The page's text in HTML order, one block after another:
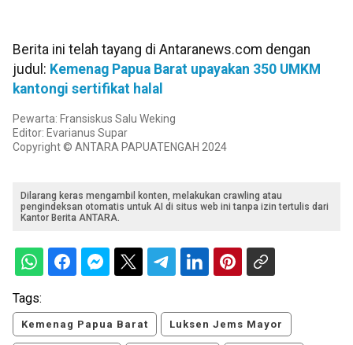
Berita ini telah tayang di Antaranews.com dengan
judul: Kemenag Papua Barat upayakan 350 UMKM
kantongi sertifikat halal
Pewarta: Fransiskus Salu Weking
Editor: Evarianus Supar
Copyright © ANTARA PAPUATENGAH 2024
Dilarang keras mengambil konten, melakukan crawling atau
pengindeksan otomatis untuk AI di situs web ini tanpa izin tertulis dari
Kantor Berita ANTARA.
Tags:
Kemenag Papua Barat Luksen Jems Mayor